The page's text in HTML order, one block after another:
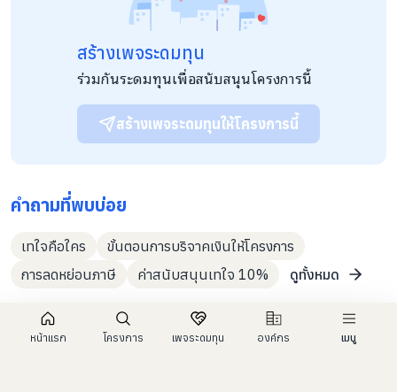
หน้าแรก โครงการ เพจระดมทุน องค์กร เมนู
สร้างเพจระดมทุน
ร่วมกันระดมทุนเพื่อสนับสนุนโครงการนี้
สร้างเพจระดมทุนให้โครงการนี้
คำถามที่พบบ่อย
เทใจคือใคร
ขั้นตอนการบริจาคเงินให้โครงการ
การลดหย่อนภาษี
ค่าสนับสนุนเทใจ 10% ดูทั้งหมด